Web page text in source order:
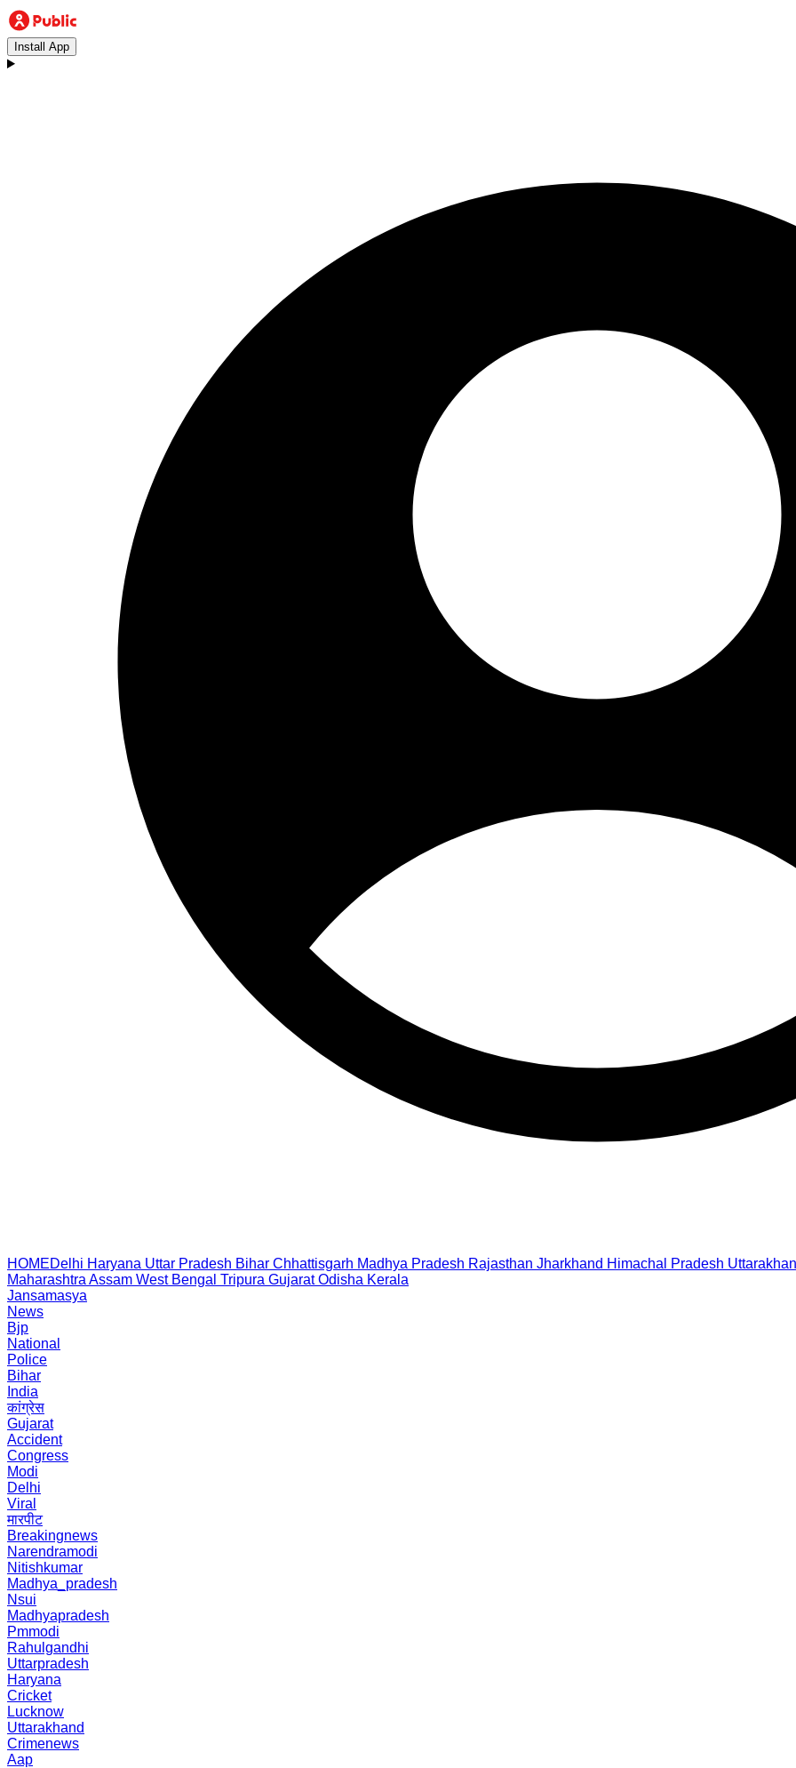
Install App
HOMEDelhi Haryana Uttar Pradesh Bihar Chhattisgarh Madhya Pradesh Rajasthan Jharkhand Himachal Pradesh
Maharashtra Assam West Bengal Tripura Gujarat Odisha Kerala
Jansamasya
News
Bjp
National
Police
Bihar
India
कांग्रेस
Gujarat
Accident
Congress
Modi
Delhi
Viral
मारपीट
Breakingnews
Narendramodi
Nitishkumar
Madhya_pradesh
Nsui
Madhyapradesh
Pmmodi
Rahulgandhi
Uttarpradesh
Haryana
Cricket
Lucknow
Uttarakhand
Crimenews
Aap